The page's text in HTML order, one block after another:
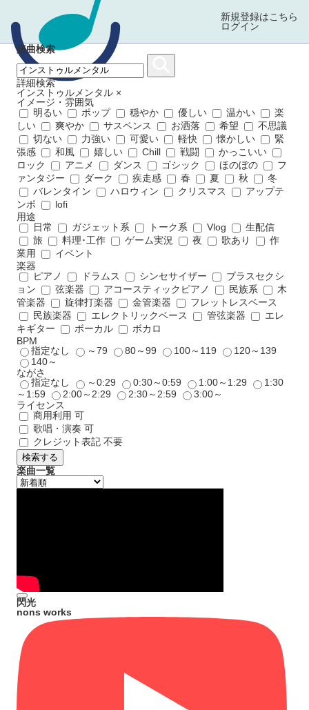
新規登録はこちら
ログイン
楽曲検索
詳細検索
インストゥルメンタル ×
イメージ・雰囲気
明るい
ポップ 穏やか 優しい 温かい
楽
しい
爽やか サスペンス お洒落 希望
不思議
切ない
力強い 可愛い 軽快 懐かしい
緊
張感
和風 嬉しい Chill 戦闘
かっこいい
ロック
アニメ ダンス ゴシック ほのぼの
フ
ァンタジー
ダーク 疾走感 春 夏 秋
冬
バレンタイン
ハロウィン クリスマス
アップテ
ンポ
lofi
用途
日常
ガジェット系 トーク系 Vlog
生配信
旅
料理･工作 ゲーム実況 夜 歌あり
作
業用
イベント
楽器
ピアノ
ドラムス シンセサイザー
ブラスセクシ
ョン
弦楽器 アコースティックピアノ 民族系
木
管楽器
旋律打楽器 金管楽器
フレットレスベース
民族楽器
エレクトリックベース 管弦楽器
エレ
キギター
ボーカル
ボカロ
BPM
指定なし
～79 80～99 100～119
120～139
140～
ながさ
指定なし
～0:29 0:30～0:59 1:00～1:29
1:30
～1:59
2:00～2:29 2:30～2:59
3:00～
ライセンス
商用利用 可
歌唱・演奏 可
クレジット表記 不要
検索する
楽曲一覧
閃光
nons works